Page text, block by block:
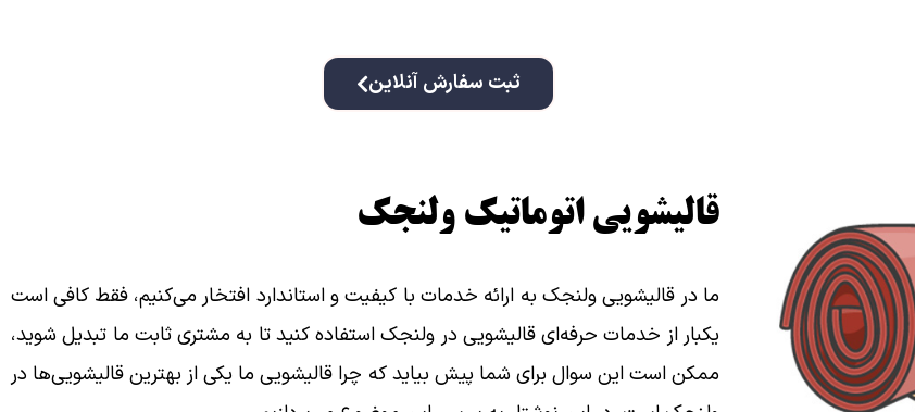
ثبت سفارش آنلاین
قالیشویی اتوماتیک ولنجک
ما در قالیشویی ولنجک به ارائه خدمات با کیفیت و استاندارد افتخار می‌کنیم، فقط کافی است
یکبار از خدمات حرفه‌ای قالیشویی در ولنجک استفاده کنید تا به مشتری ثابت ما تبدیل شوید،
ممکن است این سوال برای شما پیش بیاید که چرا قالیشویی ما یکی از بهترین قالیشویی‌ها در